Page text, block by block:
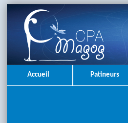
Accueil Patineurs